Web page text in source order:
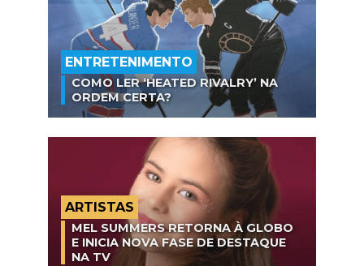
ENTRETENIMENTO
COMO LER ‘HEATED RIVALRY’ NA
ORDEM CERTA?
ARTISTAS
MEL SUMMERS RETORNA À GLOBO
E INICIA NOVA FASE DE DESTAQUE
NA TV